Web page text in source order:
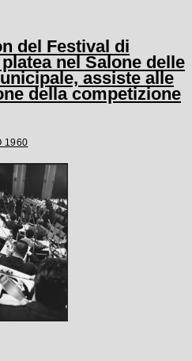
del Festival di
nel Salone delle
assiste alle
della competizione
1960